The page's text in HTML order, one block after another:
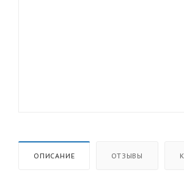
ОПИСАНИЕ ОТЗЫВЫ